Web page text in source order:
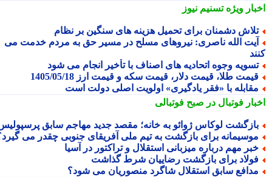
ویژهتسنیم نیوز
دشمنان برای تحمیل هزینه های سنگین بر نظام
الله ناصری: نیروهای مسلح در مسیر حق به مردم خدمت می
وجوه اتحادیه های اصناف با تأخیر انجام می شود
طلا، قیمت دلار، قیمت سکه و قیمت ارز 1405/05/18
با «فقر یادگیری» اولویت اصلی دولت است
فوتبال در صبح فوتبالی
لوکاس ژوائو به خانه؛ مقصد جدید مهاجم سابق پرسپولیس
برای بازگشت به تیم ملی آفریقای جنوبی چقدر می گیرد؟
مهم درباره میزبانی استقلال و تراکتور در آسیا
برای بازگشت رضاییان شرط گذاشت
سابق استقلال شاگرد منصوریان می شود؟